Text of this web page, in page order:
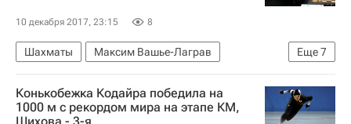
10 декабря 2017, 23:15 8
Еще7
Шахматы
Максим Вашье-Лаграв
Фабиано Каруана
Магнус Карлсен
Хикару Накамура
Ян Непомнящий
Конькобежка Кодайра победила на
1000 м с рекордом мира на этапе КМ,